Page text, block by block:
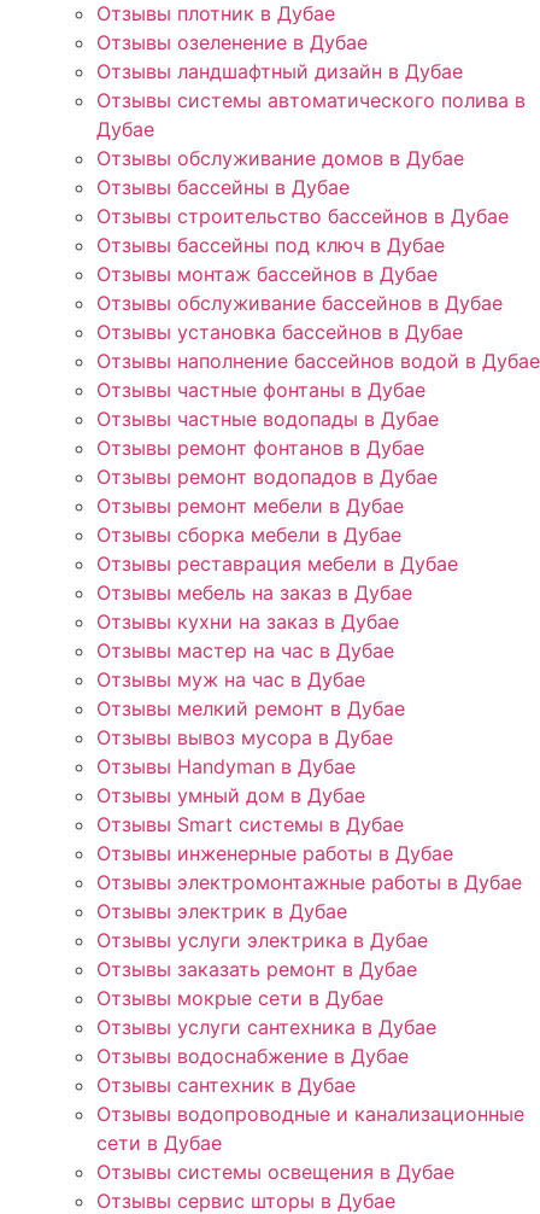
Отзывы плотник в Дубае
Отзывы озеленение в Дубае
Отзывы ландшафтный дизайн в Дубае
Отзывы системы автоматического полива в
Дубае
Отзывы обслуживание домов в Дубае
Отзывы бассейны в Дубае
Отзывы строительство бассейнов в Дубае
Отзывы бассейны под ключ в Дубае
Отзывы монтаж бассейнов в Дубае
Отзывы обслуживание бассейнов в Дубае
Отзывы установка бассейнов в Дубае
Отзывы наполнение бассейнов водой в Дубае
Отзывы частные фонтаны в Дубае
Отзывы частные водопады в Дубае
Отзывы ремонт фонтанов в Дубае
Отзывы ремонт водопадов в Дубае
Отзывы ремонт мебели в Дубае
Отзывы сборка мебели в Дубае
Отзывы реставрация мебели в Дубае
Отзывы мебель на заказ в Дубае
Отзывы кухни на заказ в Дубае
Отзывы мастер на час в Дубае
Отзывы муж на час в Дубае
Отзывы мелкий ремонт в Дубае
Отзывы вывоз мусора в Дубае
Отзывы Handyman в Дубае
Отзывы умный дом в Дубае
Отзывы Smart системы в Дубае
Отзывы инженерные работы в Дубае
Отзывы электромонтажные работы в Дубае
Отзывы электрик в Дубае
Отзывы услуги электрика в Дубае
Отзывы заказать ремонт в Дубае
Отзывы мокрые сети в Дубае
Отзывы услуги сантехника в Дубае
Отзывы водоснабжение в Дубае
Отзывы сантехник в Дубае
Отзывы водопроводные и канализационные
сети в Дубае
Отзывы системы освещения в Дубае
Отзывы сервис шторы в Дубае